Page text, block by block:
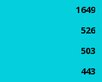
1649
526
503
443